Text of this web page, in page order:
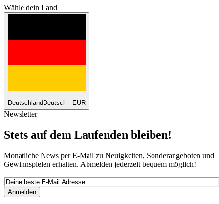
Wähle dein Land
Deutschland Deutsch - EUR
Newsletter
Stets auf dem Laufenden bleiben!
Monatliche News per E-Mail zu Neuigkeiten, Sonderangeboten und
Gewinnspielen erhalten. Abmelden jederzeit bequem möglich!
Anmelden